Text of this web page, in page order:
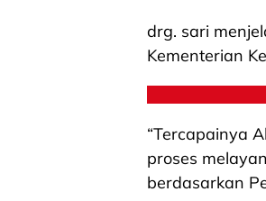
drg. sari
Kementerian
“Tercapainya
proses
berdasarkan